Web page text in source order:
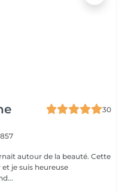
30
autour de la beauté. Cette
je suis heureuse